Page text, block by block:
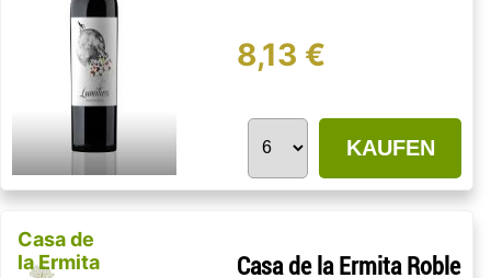
8,13 €
KAUFEN
Casa de
la Ermita
Casa de la Ermita Roble